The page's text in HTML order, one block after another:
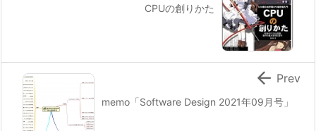
CPUの創りかた
memo「Software Design 2021年09月号」
 Prev